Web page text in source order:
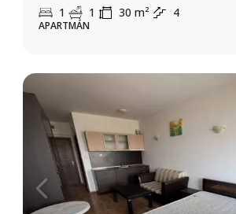
1 1 30 m² 4
APARTMÁN